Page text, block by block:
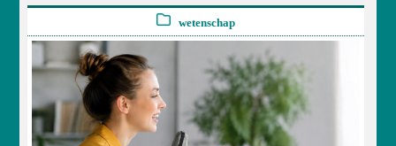
wetenschap